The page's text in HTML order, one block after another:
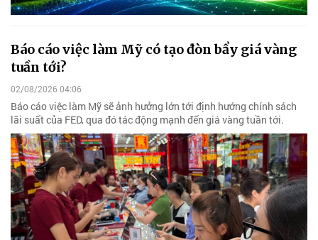
Báo cáo việc làm Mỹ có tạo đòn bẩy giá vàng
tuần tới?
02/08/2026 04:06
Báo cáo việc làm Mỹ sẽ ảnh hưởng lớn tới định hướng chính sách
lãi suất của FED, qua đó tác động mạnh đến giá vàng tuần tới.